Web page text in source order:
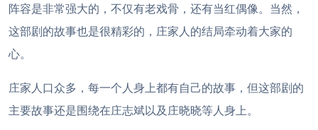
阵容是非常强大的，不仅有老戏骨，还有当红偶像。当然，
这部剧的故事也是很精彩的，庄家人的结局牵动着大家的
心。
庄家人口众多，每一个人身上都有自己的故事，但这部剧的
主要故事还是围绕在庄志斌以及庄晓晓等人身上。